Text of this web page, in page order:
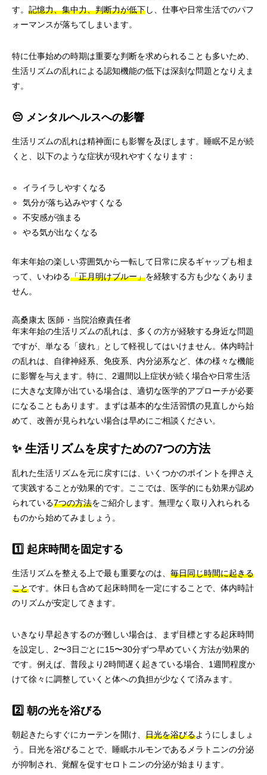
す。 記憶力、集中力、判断力が低下し、仕事や日常生活でのパフ
ォーマンスが落ちてしまいます。
特に仕事始めの時期は重要な判断を求められることも多いため、
生活リズムの乱れによる認知機能の低下は深刻な問題となりえま
す。
😔 メンタルヘルスへの影響
生活リズムの乱れは精神面にも影響を及ぼします。睡眠不足が続
くと、以下のような症状が現れやすくなります：
イライラしやすくなる
気分が落ち込みやすくなる
不安感が強まる
やる気が出なくなる
年末年始の楽しい雰囲気から一転して日常に戻るギャップも相ま
って、いわゆる「正月明けブルー」を経験する方も少なくありま
せん。
高桑康太 医師・当院治療責任者
年末年始の生活リズムの乱れは、多くの方が経験する身近な問題
ですが、単なる「疲れ」として軽視してはいけません。体内時計
の乱れは、自律神経系、免疫系、内分泌系など、体の様々な機能
に影響を与えます。特に、2週間以上症状が続く場合や日常生活
に大きな支障が出ている場合は、適切な医学的アプローチが必要
になることもあります。まずは基本的な生活習慣の見直しから始
めて、改善が見られない場合は早めにご相談ください。
✨ 生活リズムを戻すための7つの方法
乱れた生活リズムを元に戻すには、いくつかのポイントを押さえ
て実践することが効果的です。ここでは、医学的にも効果が認め
られている7つの方法をご紹介します。無理なく取り入れられる
ものから始めてみましょう。
1️⃣ 起床時間を固定する
生活リズムを整える上で最も重要なのは、 毎日同じ時間に起きる
ことです。休日も含めて起床時間を一定にすることで、体内時計
のリズムが安定してきます。
いきなり早起きするのが難しい場合は、まず目標とする起床時間
を設定し、2〜3日ごとに15〜30分ずつ早めていく方法が効果的
です。例えば、普段より2時間遅く起きている場合、1週間程度か
けて徐々に調整していくと体への負担が少なくて済みます。
2️⃣ 朝の光を浴びる
朝起きたらすぐにカーテンを開け、 日光を浴びるようにしましょ
う。日光を浴びることで、睡眠ホルモンであるメラトニンの分泌
が抑制され、覚醒を促すセロトニンの分泌が始まります。